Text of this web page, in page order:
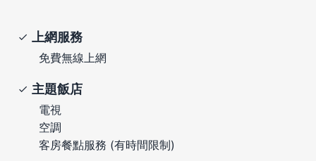
上網服務
免費無線上網
主題飯店
電視
空調
客房餐點服務 (有時間限制)